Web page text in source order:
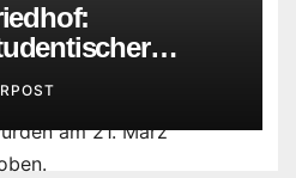
dem Haus
am 21. März